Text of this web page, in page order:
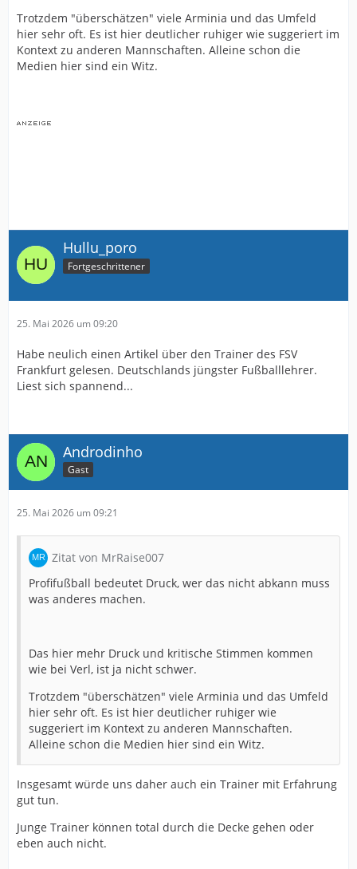
Trotzdem "überschätzen" viele Arminia und das Umfeld
hier sehr oft. Es ist hier deutlicher ruhiger wie suggeriert im
Kontext zu anderen Mannschaften. Alleine schon die
Medien hier sind ein Witz.
Hullu_poro
Fortgeschrittener
25. Mai 2026 um 09:20
Habe neulich einen Artikel über den Trainer des FSV
Frankfurt gelesen. Deutschlands jüngster Fußballlehrer.
Liest sich spannend...
Androdinho
Gast
25. Mai 2026 um 09:21
Zitat von MrRaise007
Profifußball bedeutet Druck, wer das nicht abkann muss
was anderes machen.
Das hier mehr Druck und kritische Stimmen kommen
wie bei Verl, ist ja nicht schwer.
Trotzdem "überschätzen" viele Arminia und das Umfeld
hier sehr oft. Es ist hier deutlicher ruhiger wie
suggeriert im Kontext zu anderen Mannschaften.
Alleine schon die Medien hier sind ein Witz.
Insgesamt würde uns daher auch ein Trainer mit Erfahrung
gut tun.
Junge Trainer können total durch die Decke gehen oder
eben auch nicht.